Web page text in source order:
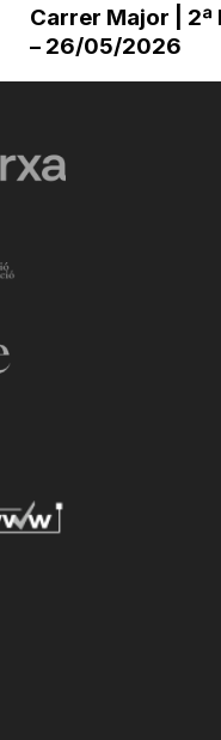
Carrer Major | 2ª
– 26/05/2026